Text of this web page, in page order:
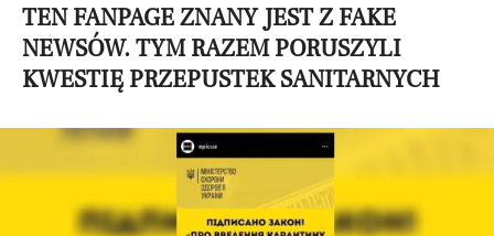
TEN FANPAGE ZNANY JEST Z FAKE
NEWSÓW. TYM RAZEM PORUSZYLI
KWESTIĘ PRZEPUSTEK SANITARNYCH